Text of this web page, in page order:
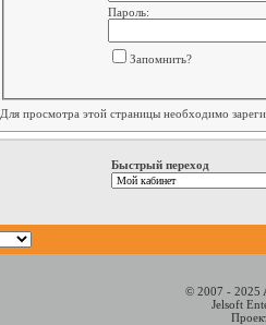
Пароль:
Запомнить?
Для просмотра этой страницы необходимо
Быстрый переход
© 2007 - 2025
Jelsoft